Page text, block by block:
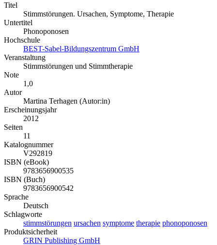
Titel
Stimmstörungen. Ursachen, Symptome, Therapie
Untertitel
Phonoponosen
Hochschule
BEST-Sabel-Bildungszentrum GmbH
Veranstaltung
Stimmstörungen und Stimmtherapie
Note
1,0
Autor
Martina Terhagen (Autor:in)
Erscheinungsjahr
2012
Seiten
11
Katalognummer
V292819
ISBN (eBook)
9783656900535
ISBN (Buch)
9783656900542
Sprache
Deutsch
Schlagworte
stimmstörungen ursachen symptome therapie phonoponosen
Produktsicherheit
GRIN Publishing GmbH